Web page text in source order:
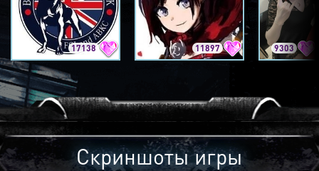
17138 11897 9303
Скриншоты игры